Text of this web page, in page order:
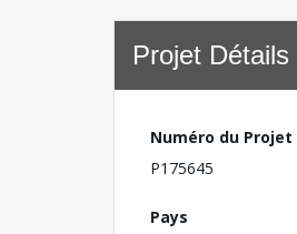
Projet Détails
Numéro du Projet
P175645
Pays